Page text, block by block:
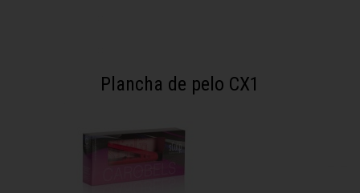
Plancha de pelo CX1